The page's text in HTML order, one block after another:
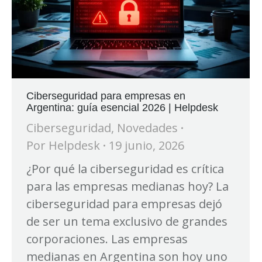
Ciberseguridad para empresas en
Argentina: guía esencial 2026 | Helpdesk
Ciberseguridad, Novedades
Por Helpdesk
19 junio, 2026
¿Por qué la ciberseguridad es crítica
para las empresas medianas hoy? La
ciberseguridad para empresas dejó
de ser un tema exclusivo de grandes
corporaciones. Las empresas
medianas en Argentina son hoy uno